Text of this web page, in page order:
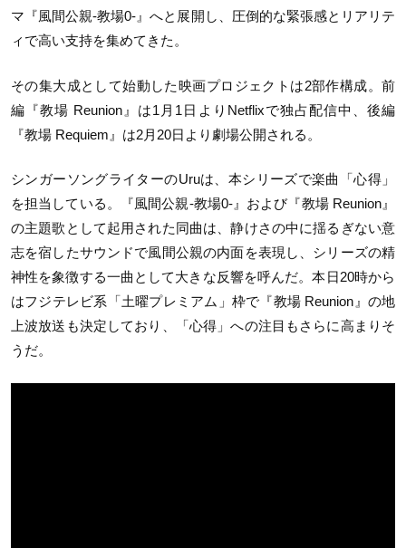
マ『風間公親-教場0-』へと展開し、圧倒的な緊張感とリアリテ
ィで高い支持を集めてきた。
その集大成として始動した映画プロジェクトは2部作構成。前
編『教場 Reunion』は1月1日よりNetflixで独占配信中、後編
『教場 Requiem』は2月20日より劇場公開される。
シンガーソングライターのUruは、本シリーズで楽曲「心得」
を担当している。『風間公親-教場0-』および『教場 Reunion』
の主題歌として起用された同曲は、静けさの中に揺るぎない意
志を宿したサウンドで風間公親の内面を表現し、シリーズの精
神性を象徴する一曲として大きな反響を呼んだ。本日20時から
はフジテレビ系「土曜プレミアム」枠で『教場 Reunion』の地
上波放送も決定しており、「心得」への注目もさらに高まりそ
うだ。